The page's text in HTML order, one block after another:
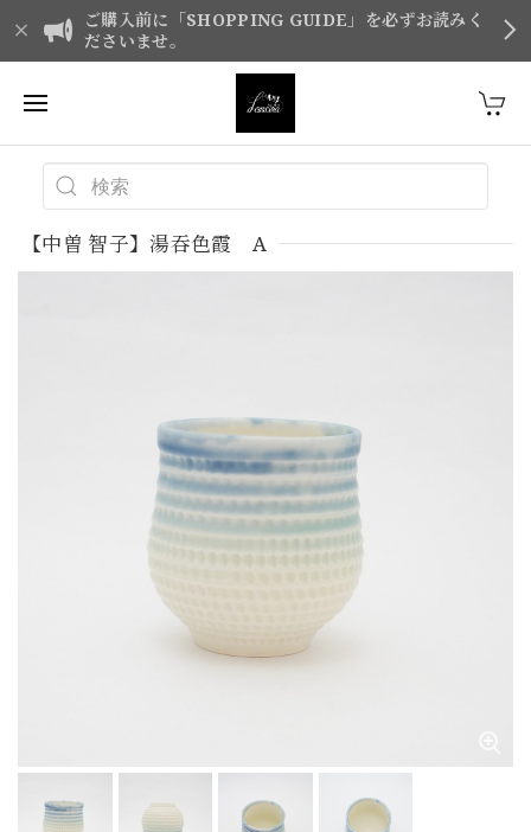
ご購入前に「SHOPPING GUIDE」を必ずお読みく
ださいませ。
【中曽 智子】湯吞色霞 A